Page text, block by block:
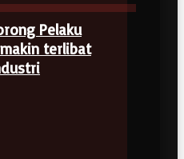
Pelaku
terlibat